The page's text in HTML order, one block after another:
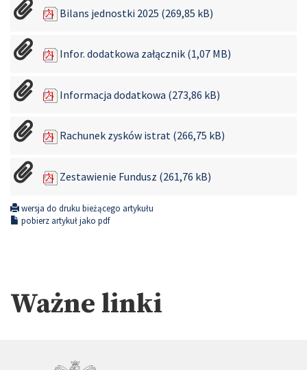
Bilans jednostki 2025 (269,85 kB)
Infor. dodatkowa załącznik (1,07 MB)
Informacja dodatkowa (273,86 kB)
Rachunek zysków istrat (266,75 kB)
Zestawienie Fundusz (261,76 kB)
wersja do druku bieżącego artykułu
pobierz artykuł jako pdf
Ważne linki